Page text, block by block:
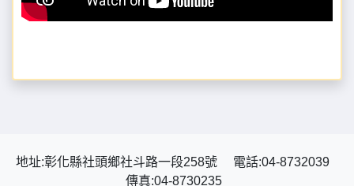
地址:彰化縣社頭鄉社斗路一段258號 電話:04-8732039
傳真:04-8730235